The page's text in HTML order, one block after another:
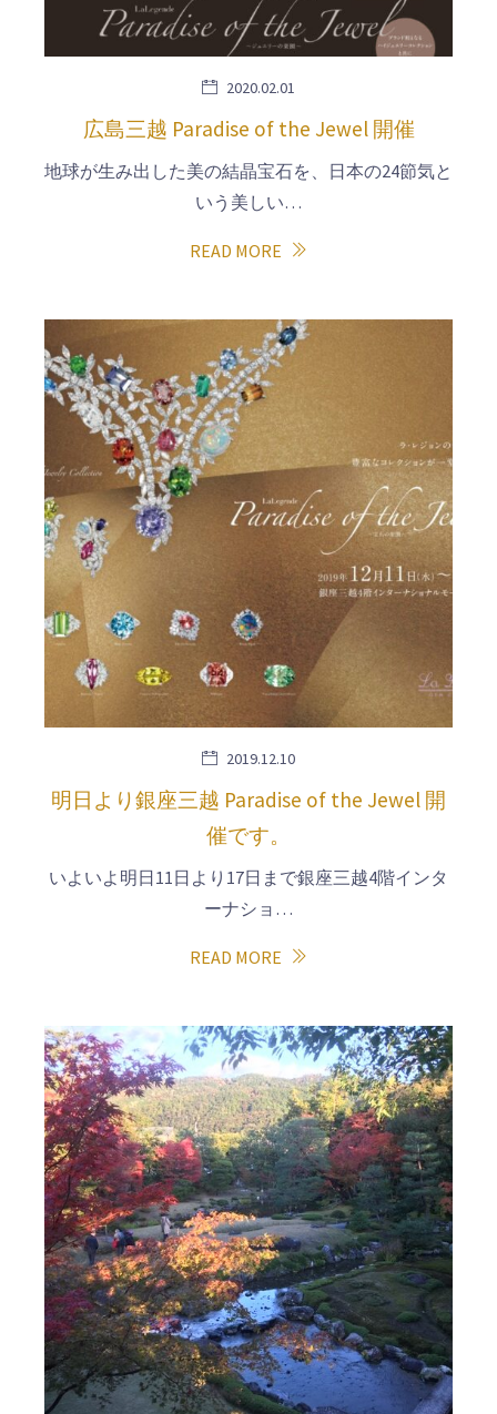
2020.02.01
広島三越 Paradise of the Jewel 開催
地球が生み出した美の結晶宝石を、日本の24節気と
いう美しい…
READ MORE
2019.12.10
明日より銀座三越 Paradise of the Jewel 開
催です。
いよいよ明日11日より17日まで銀座三越4階インタ
ーナショ…
READ MORE